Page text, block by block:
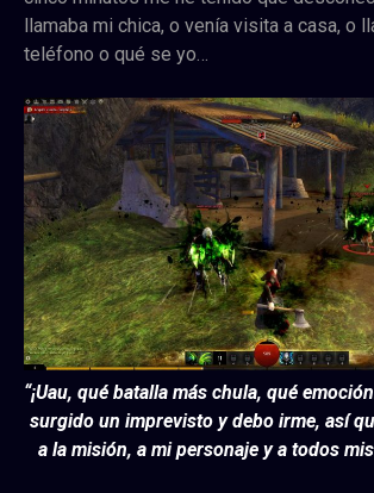
llamaba mi chica, o venía visita a casa, o
teléfono o qué se yo…
“¡Uau, qué batalla más chula, qué
surgido un imprevisto y debo irme, así
a la misión, a mi personaje y a todos